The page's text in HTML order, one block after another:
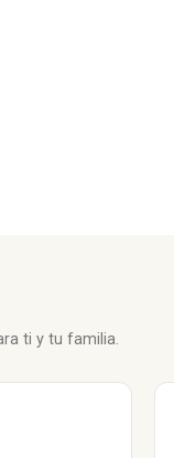
ti y tu familia.